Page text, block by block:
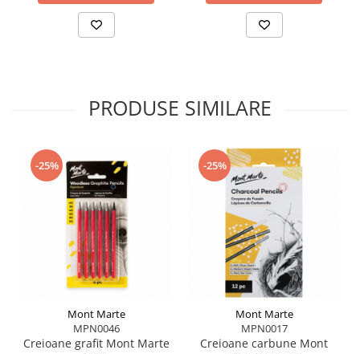
PRODUSE SIMILARE
-25%
Mont Marte
MPN0046
Creioane grafit Mont Marte
-25%
Mont Marte
MPN0017
Creioane carbune Mont